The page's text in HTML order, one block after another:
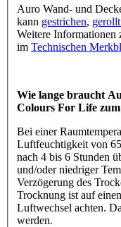
Auro Wand- und
kann gestrichen, gerollt
Weitere
im Technischen
Wie lange braucht
Colours For Life
Bei einer
Luftfeuchtigkeit von
nach 4 bis 6 Stunden
und/oder niedriger
Verzögerung des
Trocknung ist auf
Luftwechsel achten.
werden.